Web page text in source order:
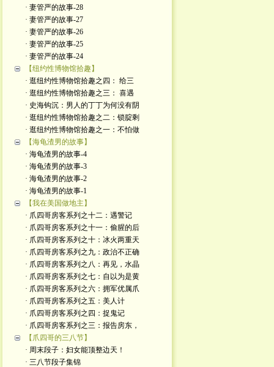
· 妻管严的故事-28
· 妻管严的故事-27
· 妻管严的故事-26
· 妻管严的故事-25
· 妻管严的故事-24
【纽约性博物馆拾趣】
· 逛纽约性博物馆拾趣之四： 给三
· 逛纽约性博物馆拾趣之三： 喜遇
· 史海钩沉：男人的丁丁为何没有阴
· 逛纽约性博物馆拾趣之二：锁腚剩
· 逛纽约性博物馆拾趣之一：不怕做
【海龟渣男的故事】
· 海龟渣男的故事-4
· 海龟渣男的故事-3
· 海龟渣男的故事-2
· 海龟渣男的故事-1
【我在美国做地主】
· 爪四哥房客系列之十二：遇警记
· 爪四哥房客系列之十一：偷腥的后
· 爪四哥房客系列之十：冰火两重天
· 爪四哥房客系列之九：政治不正确
· 爪四哥房客系列之八：再见，水晶
· 爪四哥房客系列之七：自以为是黄
· 爪四哥房客系列之六：拥军优属爪
· 爪四哥房客系列之五：美人计
· 爪四哥房客系列之四：捉鬼记
· 爪四哥房客系列之三：报告房东，
【爪四哥的三八节】
· 周末段子：妇女能顶整边天！
· 三八节段子集锦